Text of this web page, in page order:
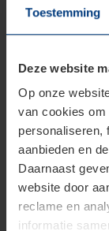
Toestemming
Deze website
Op onze
van cookies om
personaliseren,
aanbieden en
Daarnaast
website door
reclame en
informatie